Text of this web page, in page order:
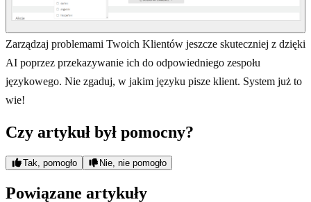
Zarządzaj problemami Twoich Klientów jeszcze skuteczniej z dzięki
AI poprzez przekazywanie ich do odpowiedniego zespołu
językowego. Nie zgaduj, w jakim języku pisze klient. System już to
wie!
Czy artykuł był pomocny?
Tak, pomogło Nie, nie pomogło
Powiązane artykuły